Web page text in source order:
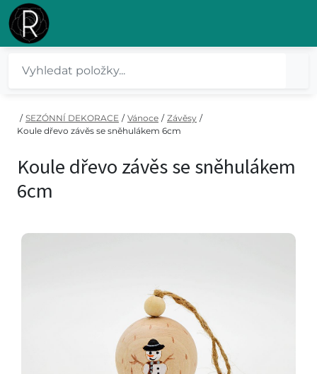
/ SEZÓNNÍ DEKORACE / Vánoce / Závěsy /
Koule dřevo závěs se sněhulákem 6cm
Koule dřevo závěs se sněhulákem
6cm